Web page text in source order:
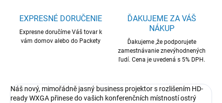
EXPRESNÉ DORUČENIE
Expresne doručíme Váš tovar k
vám domov alebo do Packety
ĎAKUJEME ZA VÁŠ
NÁKUP
Ďakujeme ,že podporujete
zamestnávanie znevýhodnených
ľudí. Cena je uvedená s 5% DPH.
Náš nový, mimořádně jasný business projektor s rozlišením HD-
ready WXGA přinese do vašich konferenčních místností ostrý